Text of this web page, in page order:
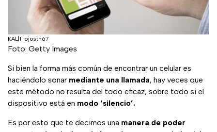
KAL|1_ojostn67
Foto: Getty Images
Si bien la forma más común de encontrar un celular es
haciéndolo sonar mediante una llamada, hay veces que
este método no resulta del todo eficaz, sobre todo si el
dispositivo está en modo ‘silencio’.
Es por esto que te decimos una manera de poder